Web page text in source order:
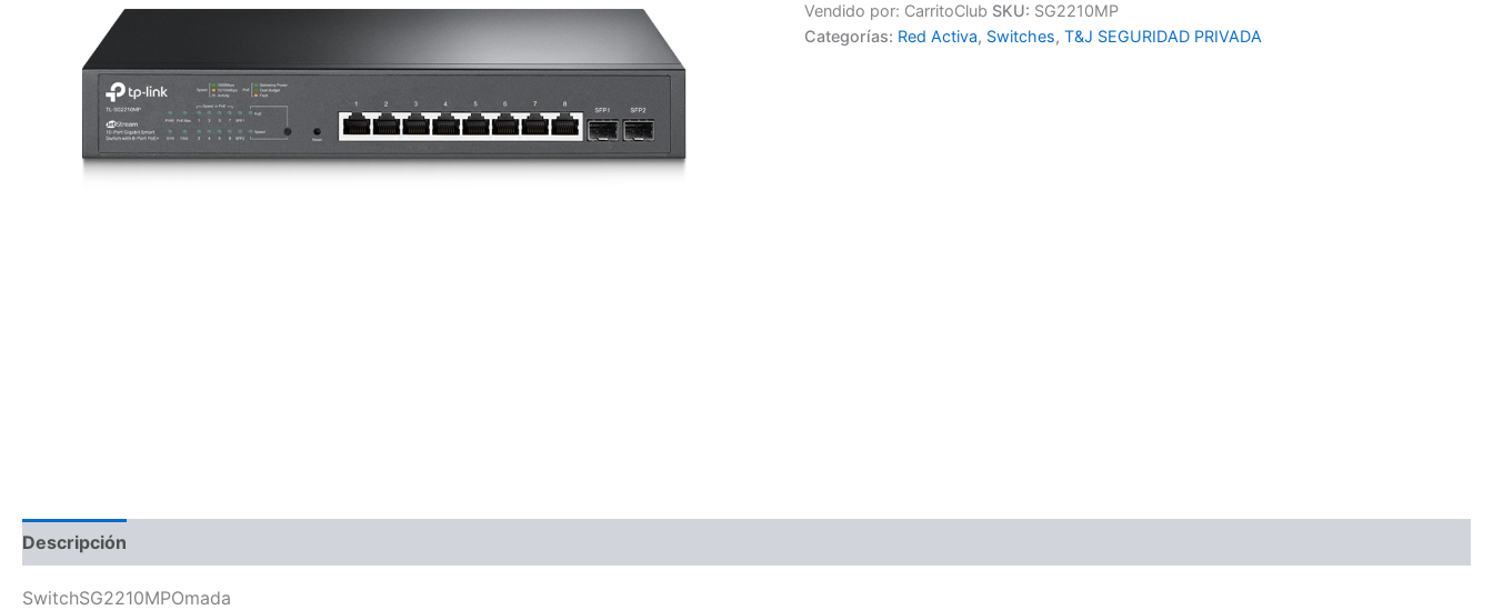
Vendido por: CarritoClub SKU: SG2210MP
Categorías: Red Activa, Switches,T&J SEGURIDAD PRIVADA
Descripción
SwitchSG2210MPOmada